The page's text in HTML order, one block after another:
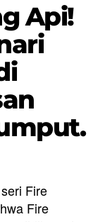
Api!
Fire
Fire